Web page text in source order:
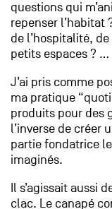
questions qui
repenser l’habitat
de l’hospitalité,
petits espaces ? …
J’ai pris comme
ma pratique
produits pour des
l’inverse de créer
partie fondatrice
imaginés.
Il s’agissait aussi
clac. Le canapé